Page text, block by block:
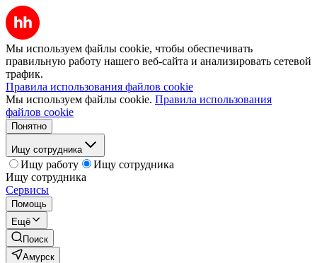
Мы используем файлы cookie, чтобы обеспечивать
правильную работу нашего веб-сайта и анализировать сетевой
трафик.
Правила использования файлов cookie
Мы используем файлы cookie. Правила использования
файлов cookie
Понятно
Ищу сотрудника
Ищу работу
Ищу сотрудника
Ищу сотрудника
Сервисы
Помощь
Ещё
Поиск
Амурск